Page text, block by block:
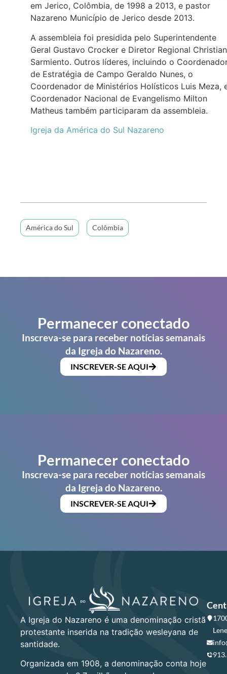
em Jerico, Colômbia, de 1998 a 2013, e pastor
Nazareno Município de Jerico desde 2013.
A assembleia foi presidida pelo Superintendente
Geral Gustavo Crocker e Diretor Regional Christian
Sarmiento. Outros líderes, incluindo o
de Estratégia de Campo Geraldo Nunes, o
Coordenador de Ministérios Holísticos Luis Meza,
Coordenador Nacional de Evangelismo Milton
Matheus também participaram da assembleia.
Igreja da América do Sul Nazareno
América do Sul Colômbia
Permanecer conectado
Inscreva-se para receber notícias semanais
da Igreja do Nazareno.
INSCREVER-SE AQUI
Permanecer conectado
Inscreva-se para receber notícias semanais
da Igreja do Nazareno.
INSCREVER-SE AQUI
A Igreja do Nazareno é uma denominação cristã
protestante inserida na tradição wesleyana de
santidade.
Organizada em 1908, a denominação conta hoje